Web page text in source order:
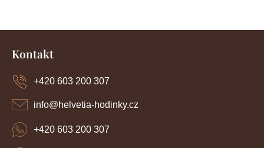
Z
Kontakt
info@helvetia-hodinky.cz
+420 603 200 307
+420 603 200 307